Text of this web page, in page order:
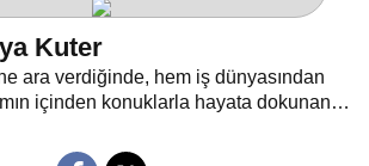
Kuter
ara verdiğinde, hem iş dünyasından
içinden konuklarla hayata dokunan
boyutu "Kahve Molası"nda